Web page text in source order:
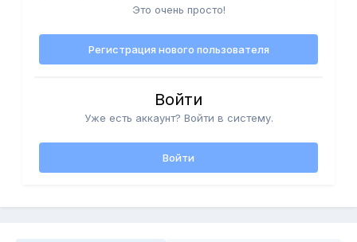
Это очень просто!
Регистрация нового пользователя
Войти
Уже есть аккаунт? Войти в систему.
Войти